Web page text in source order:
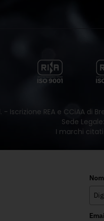
- Iscrizione REA e CCiAA di
Sede
I marchi